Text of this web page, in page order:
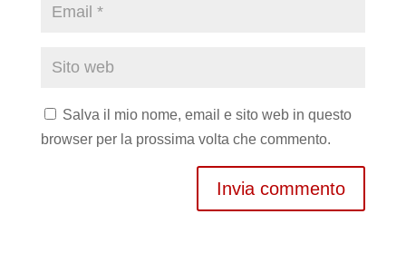
Salva il mio nome, email e sito web in questo
browser per la prossima volta che commento.